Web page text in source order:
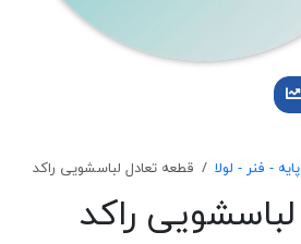
پایه - فنر - لولا قطعه تعادل لباسشويی راكد
راكد